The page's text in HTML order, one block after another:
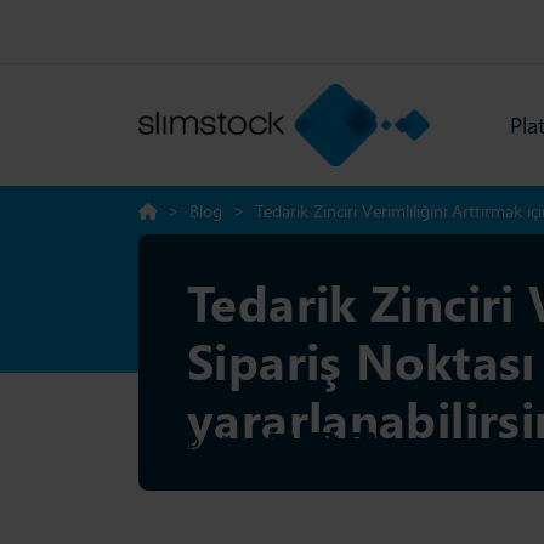
> Blog > Tedarik Zinciri Verimliliğini Arttırmak
Tedarik Zinciri
Sipariş
Paylaş: